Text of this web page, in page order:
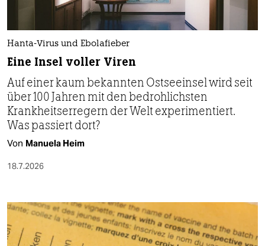
Hanta-Virus und Ebolafieber
Eine Insel voller Viren
Auf einer kaum bekannten Ostseeinsel wird seit
über 100 Jahren mit den bedrohlichsten
Krankheitserregern der Welt experimentiert.
Was passiert dort?
Von Manuela Heim
18.7.2026